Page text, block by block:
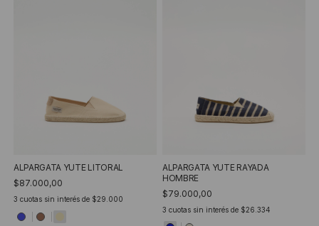
ALPARGATA YUTE LITORAL
$87.000,00
3 cuotas sin interés de $29.000
ALPARGATA YUTE RAYADA
HOMBRE
$79.000,00
3 cuotas sin interés de $26.334